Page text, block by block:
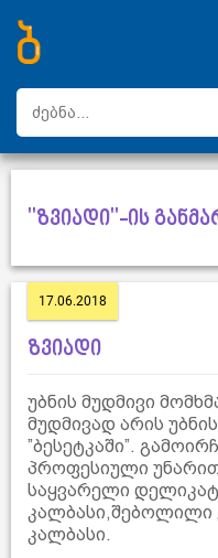
ახალი სიტყვები
ტოპ სიტყვები
დღის ტოპ სიტყვები
ტოპ მომხმარებლები
"ზვიადი"-ის
17.06.2018
ზვიადი
უბნის მუდმივი
მუდმივად არის უბნის
”ბესეტკაში”.
პროფესიული
საყვარელი
კალბასი,შებოლილი
კალბასი.